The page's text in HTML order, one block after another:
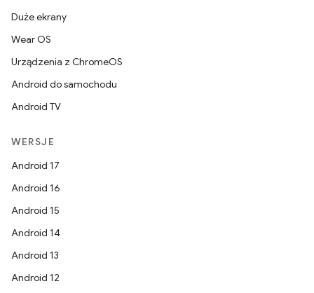
Duże ekrany
Wear OS
Urządzenia z ChromeOS
Android do samochodu
Android TV
WERSJE
Android 17
Android 16
Android 15
Android 14
Android 13
Android 12